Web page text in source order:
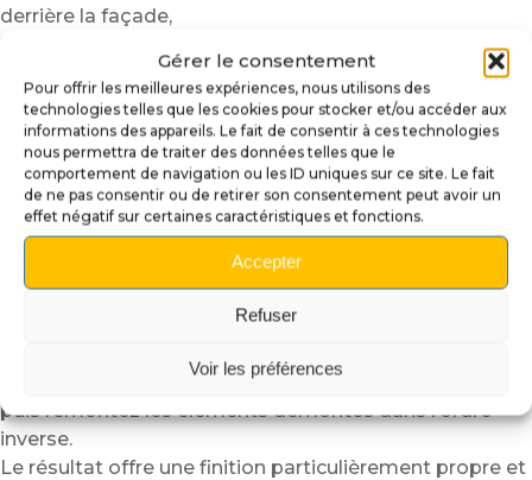
Gérer le consentement
Pour offrir les meilleures expériences, nous utilisons des
technologies telles que les cookies pour stocker et/ou accéder aux
informations des appareils. Le fait de consentir à ces technologies
nous permettra de traiter des données telles que le
comportement de navigation ou les ID uniques sur ce site. Le fait
de ne pas consentir ou de retirer son consentement peut avoir un
effet négatif sur certaines caractéristiques et fonctions.
Accepter
Refuser
Voir les préférences
derrière la façade,
Nous recommandons de conserver les pièces
démontées dans un récipient
afin d’éviter toute perte pendant l’installation.
Nettoyez ensuite soigneusement la surface avant
collage
afin d’éliminer poussières, traces grasses ou résidus.
Positionnez la plaque à sec afin de vérifier l’alignement,
puis retirez progressivement le liner adhésif
en appliquant la plaque du centre vers les extrémités.
replacez simplement la tige du lanceur,
puis remontez les éléments démontés dans l’ordre
inverse.
Le résultat offre une finition particulièrement propre et